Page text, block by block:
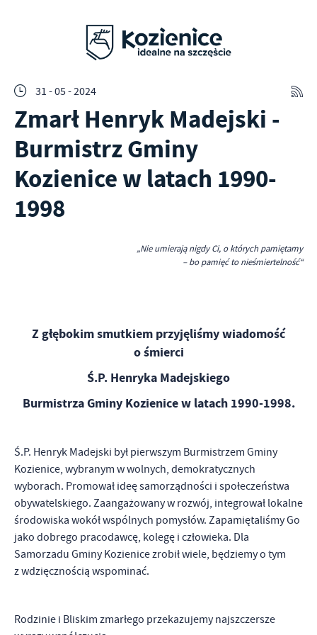
31 - 05 - 2024
Zmarł Henryk Madejski -
Burmistrz Gminy
Kozienice w latach 1990-
1998
„Nie umierają nigdy Ci, o których pamiętamy
– bo pamięć to nieśmiertelność“
Z głębokim smutkiem przyjęliśmy wiadomość
o śmierci
Ś.P. Henryka Madejskiego
Burmistrza Gminy Kozienice w latach 1990-1998.
Ś.P. Henryk Madejski był pierwszym Burmistrzem Gminy
Kozienice, wybranym w wolnych, demokratycznych
wyborach. Promował ideę samorządności i społeczeństwa
obywatelskiego. Zaangażowany w rozwój, integrował lokalne
środowiska wokół wspólnych pomysłów. Zapamiętaliśmy Go
jako dobrego pracodawcę, kolegę i człowieka. Dla
Samorzadu Gminy Kozienice zrobił wiele, będziemy o tym
z wdzięcznością wspominać.
Rodzinie i Bliskim zmarłego przekazujemy najszczersze